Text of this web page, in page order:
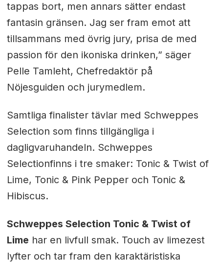
tappas bort, men annars sätter endast
fantasin gränsen. Jag ser fram emot att
tillsammans med övrig jury, prisa de med
passion för den ikoniska drinken,” säger
Pelle Tamleht, Chefredaktör på
Nöjesguiden och jurymedlem.
Samtliga finalister tävlar med Schweppes
Selection som finns tillgängliga i
dagligvaruhandeln. Schweppes
Selectionfinns i tre smaker: Tonic & Twist of
Lime, Tonic & Pink Pepper och Tonic &
Hibiscus.
Schweppes Selection Tonic & Twist of
Lime har en livfull smak. Touch av limezest
lyfter och tar fram den karaktäristiska